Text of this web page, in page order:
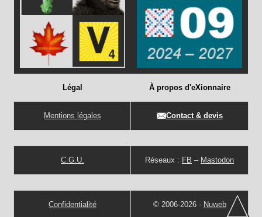
Légal
Mentions légales
C.G.U.
Confidentialité
À propos d'eXionnaire
Contact & devis
Réseaux : FB – Mastodon
© 2006-2026 - Nuweb